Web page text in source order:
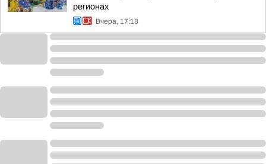
регионах
Вчера, 17:18